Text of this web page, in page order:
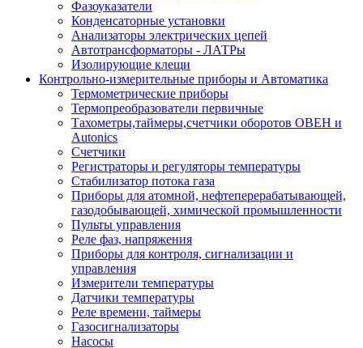
Фазоуказатели
Конденсаторные установки
Анализаторы электрических цепей
Автотрансформаторы - ЛАТРы
Изолирующие клещи
Контрольно-измерительные приборы и Автоматика
Термометрические приборы
Термопреобразователи первичные
Тахометры,таймеры,счетчики оборотов ОВЕН и
Autonics
Счетчики
Регистраторы и регуляторы температуры
Стабилизатор потока газа
Приборы для атомной, нефтеперерабатывающей,
газодобывающей, химической промышленности
Пульты управления
Реле фаз, напряжения
Приборы для контроля, сигнализации и
управления
Измерители температуры
Датчики температуры
Реле времени, таймеры
Газосигнализаторы
Насосы